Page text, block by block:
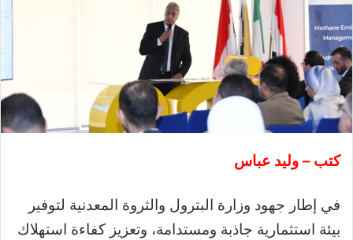
كتب – وليد عباس
في إطار جهود وزارة البترول والثروة المعدنية لتوفير
بيئة استثمارية جاذبة ومستدامة، وتعزيز كفاءة استهلاك